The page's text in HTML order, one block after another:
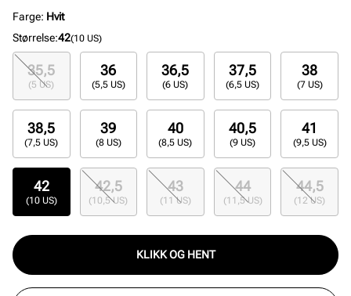
yttersålen sørger for godt grep og stabilitet – perfekt
for både hverdagsbruk og aktivt tempo.
Farge: Hvit
Størrelse:42(10 US)
35,5
(5 US)
36
(5,5 US)
36,5
(6 US)
37,5
(6,5 US)
38
(7 US)
38,5
(7,5 US)
39
(8 US)
40
(8,5 US)
40,5
(9 US)
41
(9,5 US)
42
(10 US)
42,5
(10,5 US)
43
(11 US)
44
(11,5 US)
44,5
(12 US)
KLIKK OG HENT